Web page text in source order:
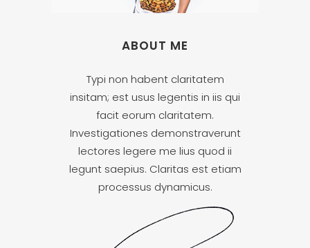
ABOUT ME
Typi non habent claritatem
insitam; est usus legentis in iis qui
facit eorum claritatem.
Investigationes demonstraverunt
lectores legere me lius quod ii
legunt saepius. Claritas est etiam
processus dynamicus.